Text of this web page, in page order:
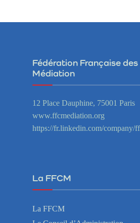
Fédération Française
Médiation
12 Place Dauphine, 75001 Paris
www.ffcmediation.org
https://fr.linkedin.com/company/
La FFCM
La FFCM